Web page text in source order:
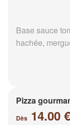
Base sauce
hachée,
Pizza
Dès 14.00 €